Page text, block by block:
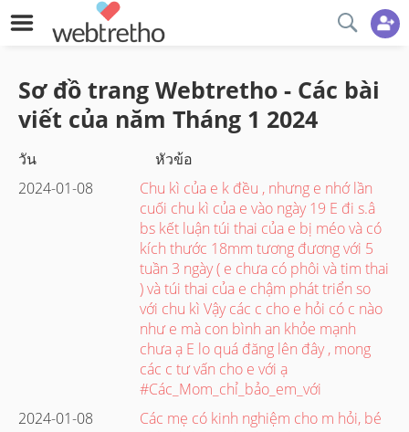
Sơ đồ trang Webtretho - Các bài
viết của năm Tháng 1 2024
วัน
หัวข้อ
2024-01-08
Chu kì của e k đều , nhưng e nhớ lần
cuối chu kì của e vào ngày 19 E đi s.â
bs kết luận túi thai của e bị méo và có
kích thước 18mm tương đương với 5
tuần 3 ngày ( e chưa có phôi và tim thai
) và túi thai của e chậm phát triển so
với chu kì Vậy các c cho e hỏi có c nào
như e mà con bình an khỏe mạnh
chưa ạ E lo quá đăng lên đây , mong
các c tư vấn cho e với ạ
#Các_Mom_chỉ_bảo_em_với
2024-01-08
Các mẹ có kinh nghiệm cho m hỏi, bé